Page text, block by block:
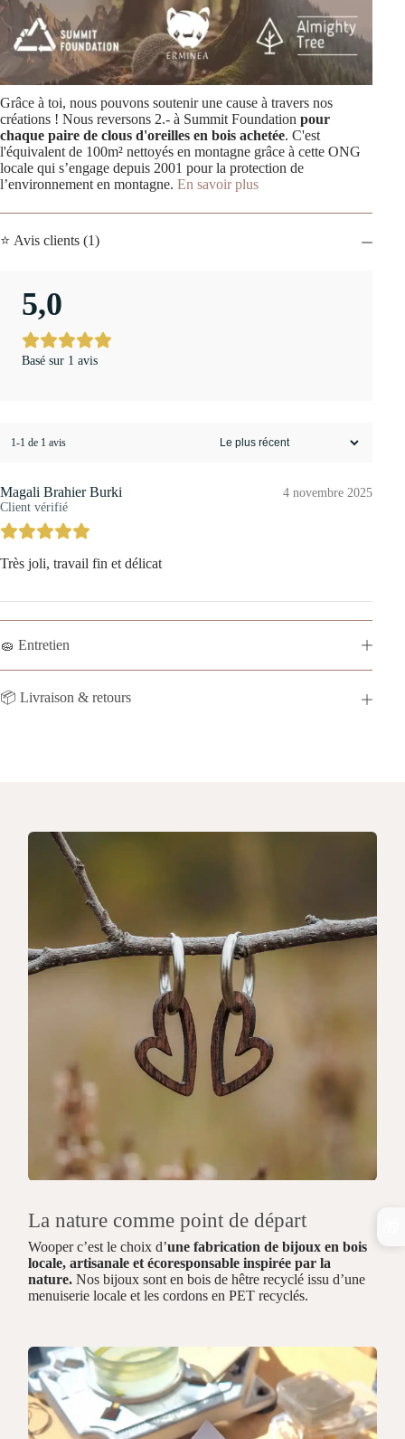
Grâce à toi, nous pouvons soutenir une cause à travers nos
créations ! Nous reversons 2.- à Summit Foundation pour
chaque paire de clous d'oreilles en bois achetée. C'est
l'équivalent de 100m² nettoyés en montagne grâce à cette ONG
locale qui s’engage depuis 2001 pour la protection de
l’environnement en montagne. En savoir plus
⭐ Avis clients (1)
5,0
Basé sur 1 avis
1-1 de 1 avis
Magali Brahier Burki
Client vérifié
4 novembre 2025
Très joli, travail fin et délicat
🧽 Entretien
📦 Livraison & retours
La nature comme point de départ
Wooper c’est le choix d’une fabrication de bijoux en bois
locale, artisanale et écoresponsable inspirée par la
nature. Nos bijoux sont en bois de hêtre recyclé issu d’une
menuiserie locale et les cordons en PET recyclés.